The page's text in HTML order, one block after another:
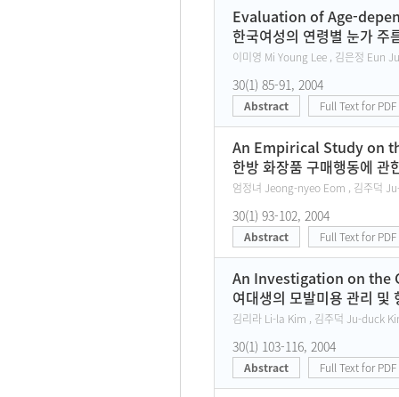
Evaluation of Age-
한국여성의 연령별 눈가 주
이미영 Mi Young Lee , 김은정 Eun
30(1) 85-91, 2004
Abstract Full Text for PDF
An Empirical Study on
한방 화장품 구매행동에 관
엄정녀 Jeong-nyeo Eom , 김주덕
30(1) 93-102, 2004
Abstract Full Text for PDF
An Investigation on the
여대생의 모발미용 관리 및
김리라 Li-la Kim , 김주덕 Ju-duck
30(1) 103-116, 2004
Abstract Full Text for PDF